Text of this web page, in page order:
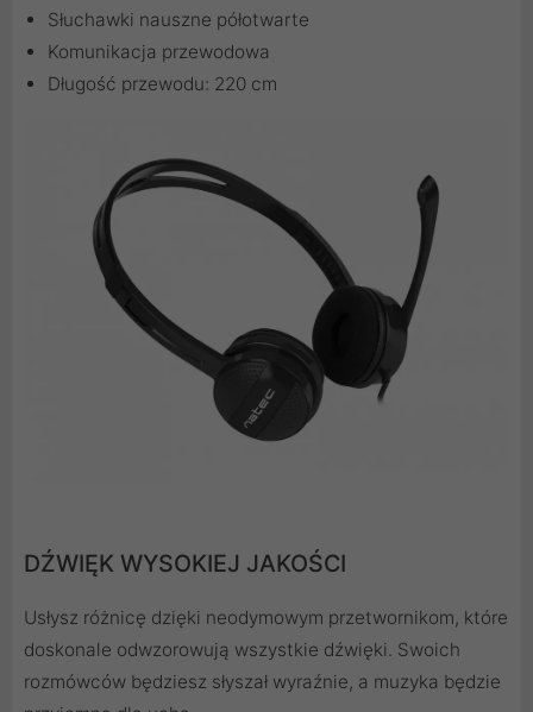
Słuchawki nauszne półotwarte
Komunikacja przewodowa
Długość przewodu: 220 cm
DŹWIĘK WYSOKIEJ JAKOŚCI
Usłysz różnicę dzięki neodymowym przetwornikom, które
doskonale odwzorowują wszystkie dźwięki. Swoich
rozmówców będziesz słyszał wyraźnie, a muzyka będzie